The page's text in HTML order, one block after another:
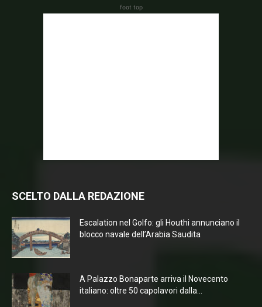
foot top
SCELTO DALLA REDAZIONE
Escalation nel Golfo: gli Houthi annunciano il
blocco navale dell’Arabia Saudita
A Palazzo Bonaparte arriva il Novecento
italiano: oltre 50 capolavori dalla...